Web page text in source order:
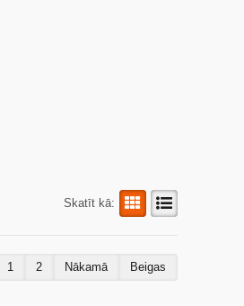
Skatīt kā:
1 2 Nākamā Beigas